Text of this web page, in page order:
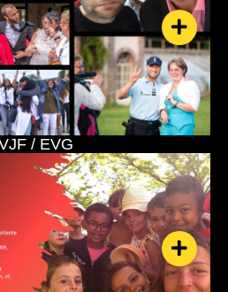
/ EVG